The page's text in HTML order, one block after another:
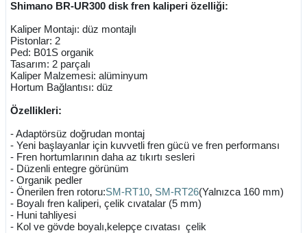
Shimano BR-UR300 disk fren kaliperi özelliği:
Kaliper Montajı: düz montajlı
Pistonlar: 2
Ped: B01S organik
Tasarım: 2 parçalı
Kaliper Malzemesi: alüminyum
Hortum Bağlantısı: düz
Özellikleri:
- Adaptörsüz doğrudan montaj
- Yeni başlayanlar için kuvvetli fren gücü ve fren performansı
- Fren hortumlarının daha az tıkırtı sesleri
- Düzenli entegre görünüm
- Organik pedler
- Önerilen fren rotoru:SM-RT10, SM-RT26(Yalnızca 160 mm)
- Boyalı fren kaliperi, çelik cıvatalar (5 mm)
- Huni tahliyesi
- Kol ve gövde boyalı,kelepçe cıvatası çelik